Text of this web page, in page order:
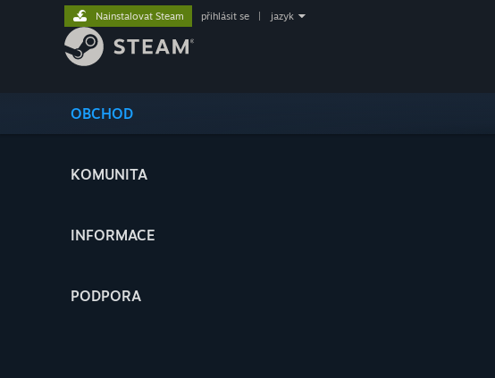
OBCHOD
KOMUNITA
INFORMACE
PODPORA
Nainstalovat Steam přihlásit se jazyk